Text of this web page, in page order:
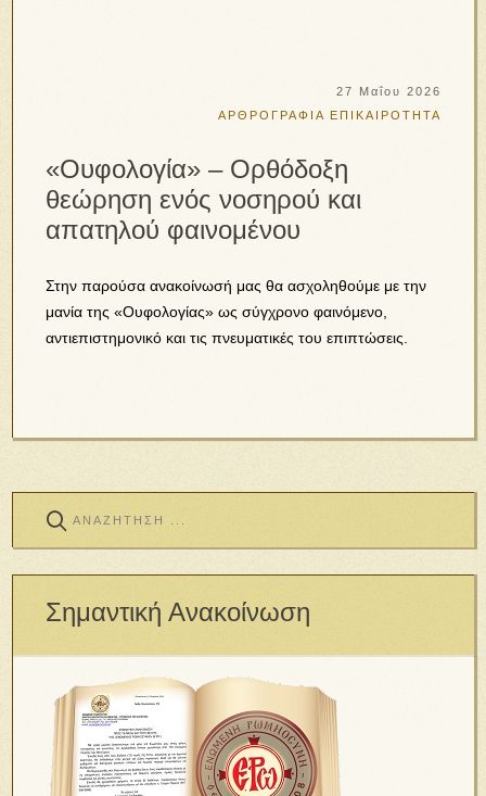
27 Μαΐου 2026
ΑΡΘΡΟΓΡΑΦΙΑ ΕΠΙΚΑΙΡΟΤΗΤΑ
«Ουφολογία» – Ορθόδοξη
θεώρηση ενός νοσηρού και
απατηλού φαινομένου
Στην παρούσα ανακοίνωσή μας θα ασχοληθούμε με την
μανία της «Ουφολογίας» ως σύγχρονο φαινόμενο,
αντιεπιστημονικό και τις πνευματικές του επιπτώσεις.
Σημαντική Ανακοίνωση